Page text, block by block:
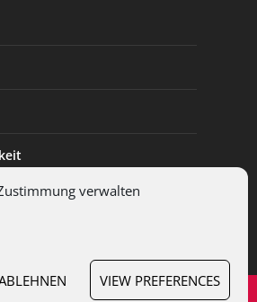
verwalten
VIEW PREFERENCES
Impressum